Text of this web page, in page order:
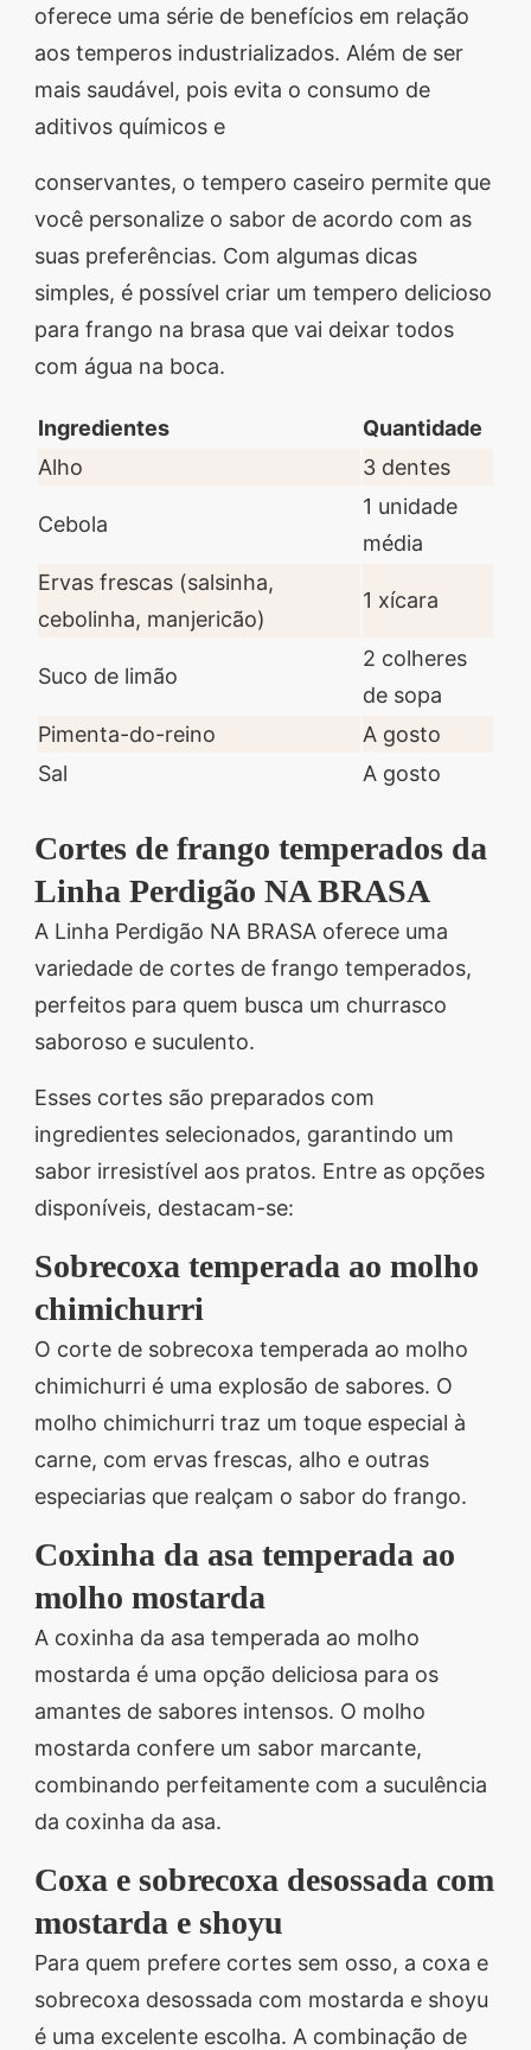
oferece uma série de benefícios em relação
aos temperos industrializados. Além de ser
mais saudável, pois evita o consumo de
aditivos químicos e
conservantes, o tempero caseiro permite que
você personalize o sabor de acordo com as
suas preferências. Com algumas dicas
simples, é possível criar um tempero delicioso
para frango na brasa que vai deixar todos
com água na boca.
Ingredientes
Quantidade
Alho
3 dentes
Cebola
1 unidade
média
Ervas frescas (salsinha,
cebolinha, manjericão)
1 xícara
Suco de limão
2 colheres
de sopa
Pimenta-do-reino
A gosto
Sal
A gosto
Cortes de frango temperados da
Linha Perdigão NA BRASA
A Linha Perdigão NA BRASA oferece uma
variedade de cortes de frango temperados,
perfeitos para quem busca um churrasco
saboroso e suculento.
Esses cortes são preparados com
ingredientes selecionados, garantindo um
sabor irresistível aos pratos. Entre as opções
disponíveis, destacam-se:
Sobrecoxa temperada ao molho
chimichurri
O corte de sobrecoxa temperada ao molho
chimichurri é uma explosão de sabores. O
molho chimichurri traz um toque especial à
carne, com ervas frescas, alho e outras
especiarias que realçam o sabor do frango.
Coxinha da asa temperada ao
molho mostarda
A coxinha da asa temperada ao molho
mostarda é uma opção deliciosa para os
amantes de sabores intensos. O molho
mostarda confere um sabor marcante,
combinando perfeitamente com a suculência
da coxinha da asa.
Coxa e sobrecoxa desossada com
mostarda e shoyu
Para quem prefere cortes sem osso, a coxa e
sobrecoxa desossada com mostarda e shoyu
é uma excelente escolha. A combinação de